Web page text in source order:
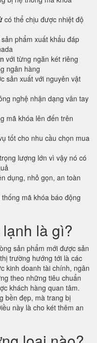
có thể chịu được nhiệt độ
sản phẩm xuất khẩu đáp
với từng ngăn két riêng
ngân hàng
sản xuất với nguyên vật
nghệ nhận dạng vân tay
mã khóa lên đến trên
tốt cho nhu cầu chọn mua
lượng lớn vì vậy nó có
dụng, nhỏ gọn, an toàn
mã khóa báo động
là gì?
sản phẩm mới được sản
trường hướng tới là các
kinh doanh tài chính, ngân
theo những tiêu chuẩn
khách hàng quan tâm.
bền đẹp, mà trang bị
này là cho két thêm an